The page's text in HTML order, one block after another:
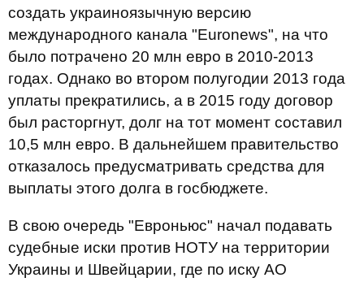
создать украиноязычную версию
международного канала "Euronews", на что
было потрачено 20 млн евро в 2010-2013
годах. Однако во втором полугодии 2013 года
уплаты прекратились, а в 2015 году договор
был расторгнут, долг на тот момент составил
10,5 млн евро. В дальнейшем правительство
отказалось предусматривать средства для
выплаты этого долга в госбюджете.
В свою очередь "Евроньюс" начал подавать
судебные иски против НОТУ на территории
Украины и Швейцарии, где по иску АО